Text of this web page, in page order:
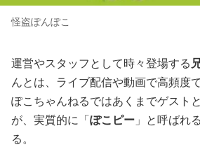
怪盗ぽんぽこ
運営やスタッフとして時々登場する
んとは、ライブ配信や動画で高頻度
ぽこちゃんねるではあくまでゲスト
が、実質的に「ぽこピー 」と呼ばれ
る。